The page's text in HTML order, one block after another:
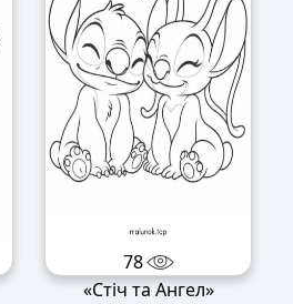
78
«Стіч та Ангел»